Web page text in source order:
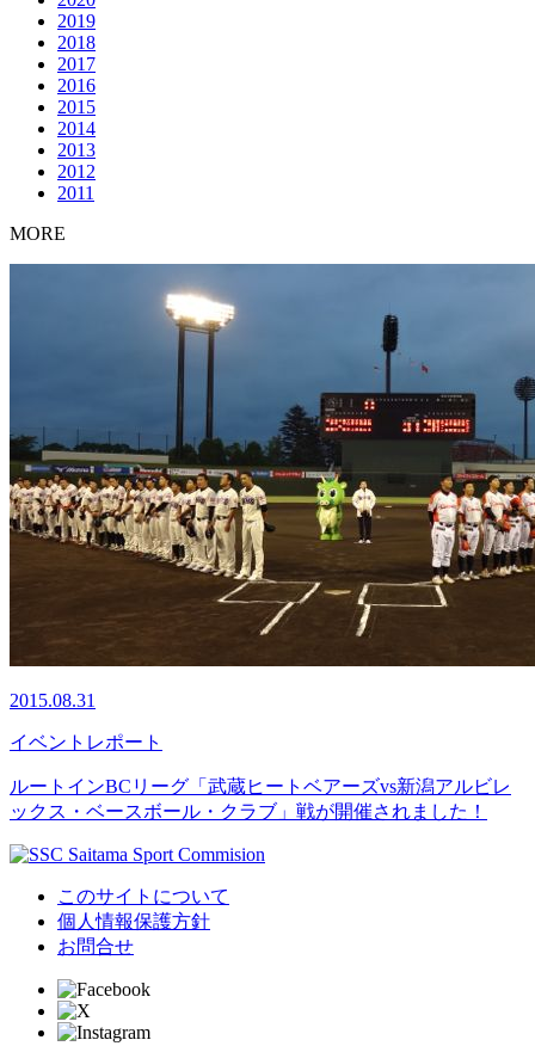
2019
2018
2017
2016
2015
2014
2013
2012
2011
MORE
2015.08.31
イベント レポート
ルートインBCリーグ「武蔵ヒートベアーズvs新潟アルビレ
ックス・ベースボール・クラブ」戦が開催されました！
このサイトについて
個人情報保護方針
お問合せ